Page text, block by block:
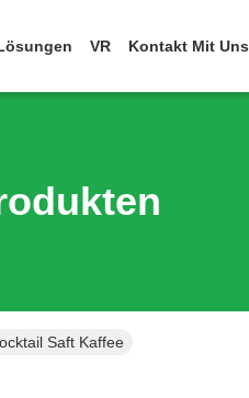
VR Kontakt Mit Uns
Saft Kaffee